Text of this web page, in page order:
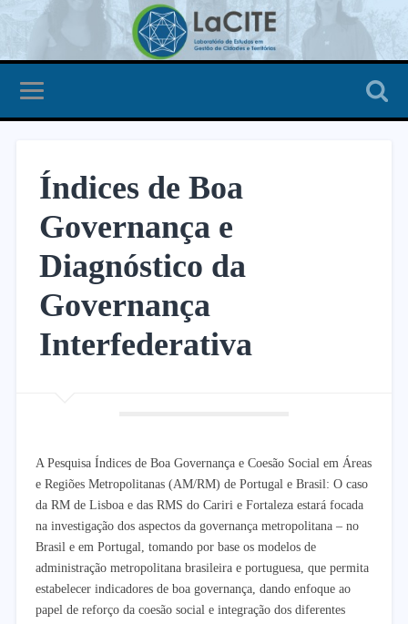
Índices de Boa
Governança e
Diagnóstico da
Governança
Interfederativa
A Pesquisa Índices de Boa Governança e Coesão Social em Áreas
e Regiões Metropolitanas (AM/RM) de Portugal e Brasil: O caso
da RM de Lisboa e das RMS do Cariri e Fortaleza estará focada
na investigação dos aspectos da governança metropolitana – no
Brasil e em Portugal, tomando por base os modelos de
administração metropolitana brasileira e portuguesa, que permita
estabelecer indicadores de boa governança, dando enfoque ao
papel de reforço da coesão social e integração dos diferentes